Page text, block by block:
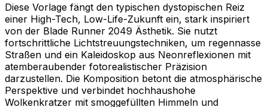
Diese Vorlage fängt den typischen dystopischen Reiz
einer High-Tech, Low-Life-Zukunft ein, stark inspiriert
von der Blade Runner 2049 Ästhetik. Sie nutzt
fortschrittliche Lichtstreuungstechniken, um regennasse
Straßen und ein Kaleidoskop aus Neonreflexionen mit
atemberaubender fotorealistischer Präzision
darzustellen. Die Komposition betont die atmosphärische
Perspektive und verbindet hochhaushohe
Wolkenkratzer mit smoggefüllten Himmeln und